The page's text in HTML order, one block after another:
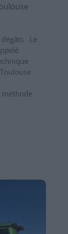
dégâts Le
méthode